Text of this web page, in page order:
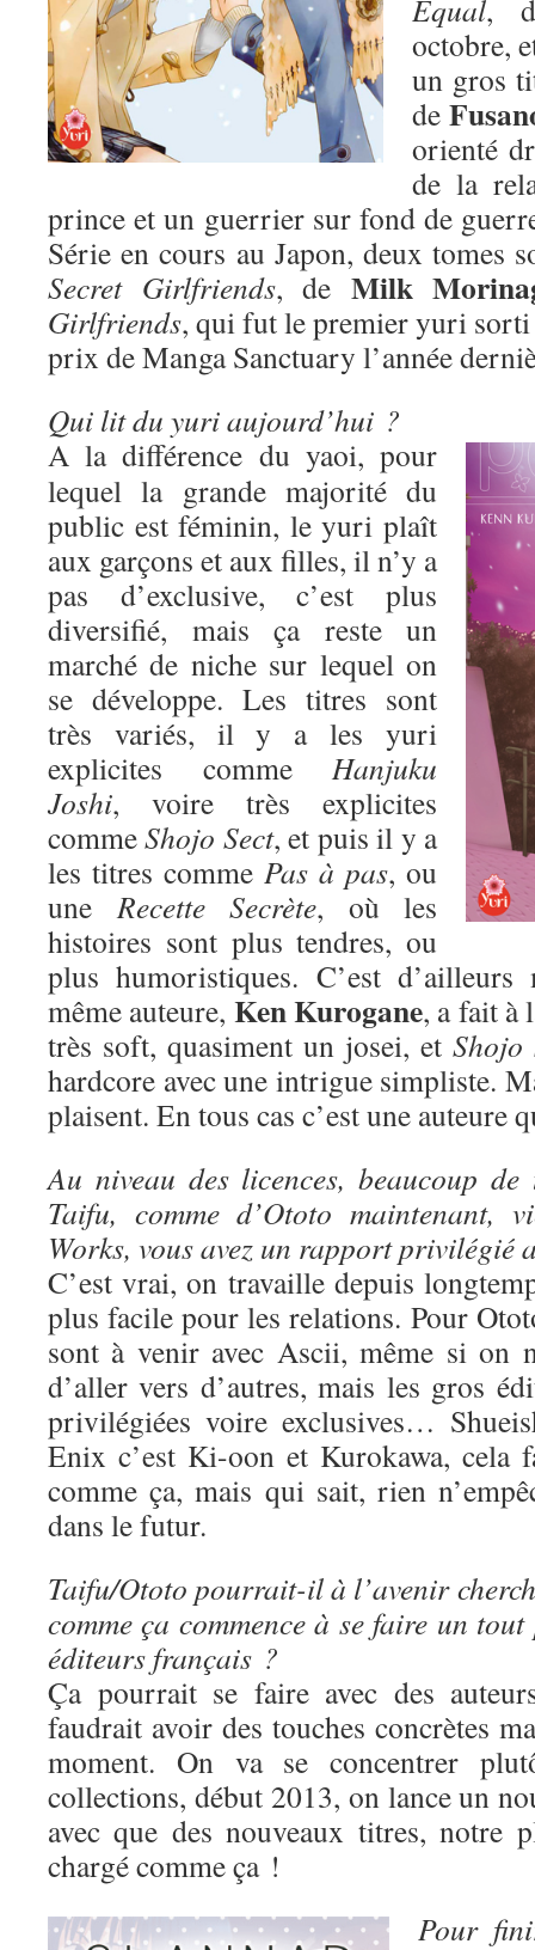
Equal,
octobre,
un gros
de
orienté
de la
prince et un guerrier sur fond de
Série en cours au Japon, deux tomes
Secret Girlfriends, de Milk
Girlfriends, qui fut le premier yuri sorti
prix de Manga Sanctuary l’année
Qui lit du yuri aujourd’hui ?
A la différence du yaoi, pour
lequel la grande majorité du
public est féminin, le yuri plaît
aux garçons et aux filles, il n’y a
pas d’exclusive, c’est plus
diversifié, mais ça reste un
marché de niche sur lequel on
se développe. Les titres sont
très variés, il y a les yuri
explicites comme Hanjuku
Joshi, voire très explicites
commeShojo Sect, et puis il y a
les titres comme Pas à pas, ou
uneRecette Secrète, où les
histoires sont plus tendres, ou
plus humoristiques. C’est d’ailleurs
même auteure, Ken Kurogane, a fait à
très soft, quasiment un josei, et Shojo
hardcore avec une intrigue simpliste.
plaisent. En tous cas c’est une auteure
Au niveau des licences, beaucoup
Taifu, comme d’Ototo maintenant,
Works, vous avez un rapport privilégié
C’est vrai, on travaille depuis
plus facile pour les relations. Pour
sont à venir avec Ascii, même si on
d’aller vers d’autres, mais les gros
privilégiées voire exclusives…
Enix c’est Ki-oon et Kurokawa, cela
comme ça, mais qui sait, rien
dans le futur.
Taifu/Ototo pourrait-il à l’avenir
comme ça commence à se faire un
éditeurs français ?
Ça pourrait se faire avec des
faudrait avoir des touches concrètes
moment. On va se concentrer
collections, début 2013, on lance un
avec que des nouveaux titres, notre
chargé comme ça !
Pour